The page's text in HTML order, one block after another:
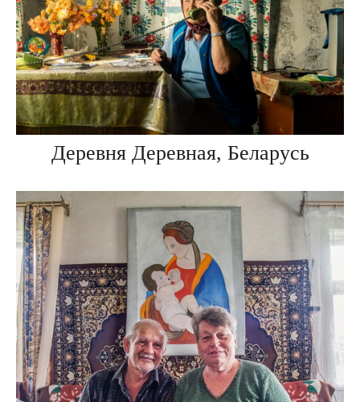
Деревня Деревная, Беларусь